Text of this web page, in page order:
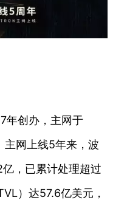
年创办，主网于
主网上线5年来，波
，已累计处理超过
）达57.6亿美元，